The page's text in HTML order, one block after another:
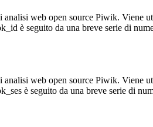
analisi web open source Piwik.
è seguito da una breve serie di
analisi web open source Piwik.
è seguito da una breve serie di